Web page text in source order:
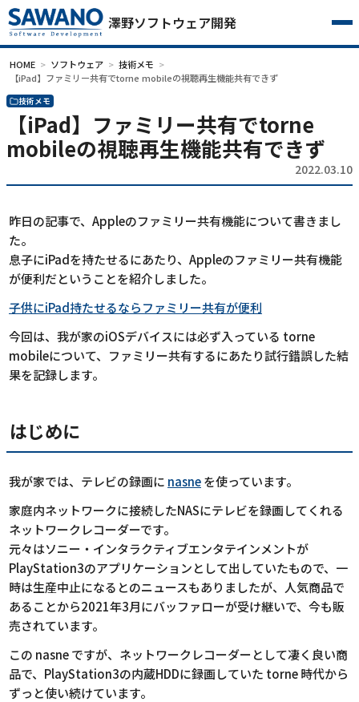
澤野ソフトウェア開発
HOME ソフトウェア
技術メモ
【iPad】ファミリー共有でtorne mobileの視聴再生機能共有できず
技術メモ
【iPad】ファミリー共有でtorne
mobileの視聴再生機能共有できず
2022.03.10
昨日の記事で、Appleのファミリー共有機能について書きまし
た。
息子にiPadを持たせるにあたり、Appleのファミリー共有機能
が便利だということを紹介しました。
子供にiPad持たせるならファミリー共有が便利
今回は、我が家のiOSデバイスには必ず入っている torne
mobileについて、ファミリー共有するにあたり試行錯誤した結
果を記録します。
はじめに
我が家では、テレビの録画に nasneを使っています。
家庭内ネットワークに接続したNASにテレビを録画してくれる
ネットワークレコーダーです。
元々はソニー・インタラクティブエンタテインメントが
PlayStation3のアプリケーションとして出していたもので、一
時は生産中止になるとのニュースもありましたが、人気商品で
あることから2021年3月にバッファローが受け継いで、今も販
売されています。
この nasne ですが、ネットワークレコーダーとして凄く良い商
品で、PlayStation3の内蔵HDDに録画していた torne 時代から
ずっと使い続けています。